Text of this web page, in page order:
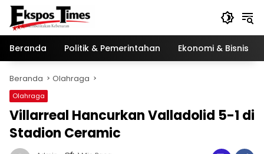
Langsung
konten
Beranda
Politik & Pemerintahan Ekonomi & Bisnis
Beranda Olahraga
Olahraga
Villarreal Hancurkan Valladolid 5-1 di
Stadion Ceramic